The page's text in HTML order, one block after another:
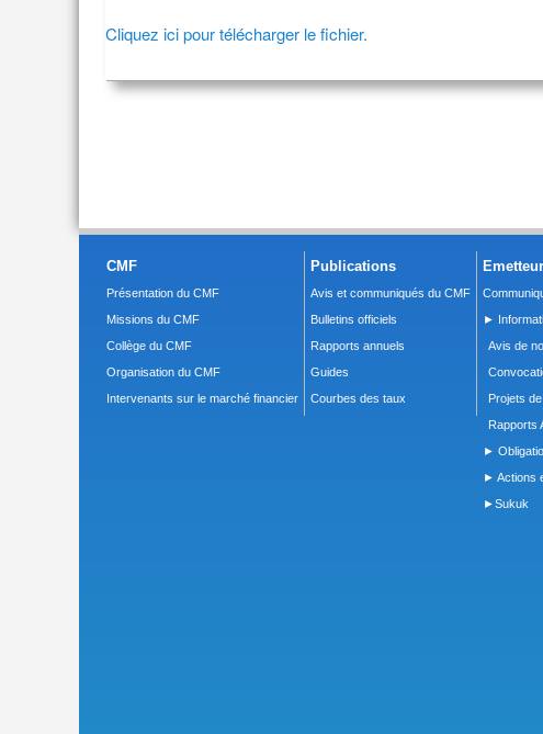
Cliquez ici pour télécharger le fichier.
CMF
Présentation du CMF
Missions du CMF
Collège du CMF
Organisation du CMF
Intervenants sur le marché financier
Publications
Avis et communiqués du CMF
Bulletins officiels
Rapports annuels
Guides
Courbes des taux
►
Avis de
Projets
Rapports
►
► Actions
►Sukuk